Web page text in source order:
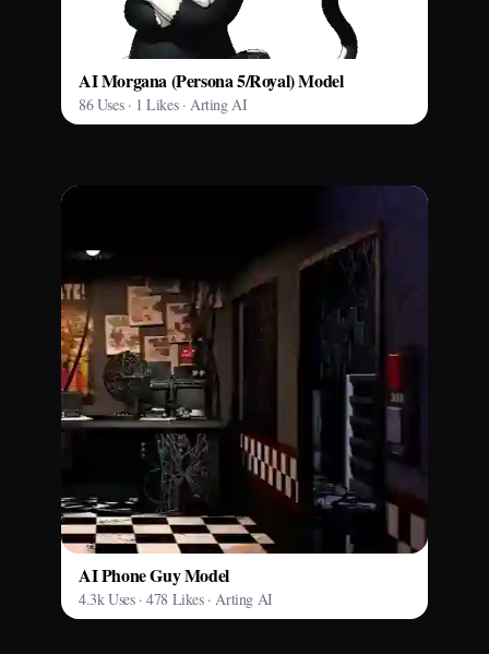
AI Morgana (Persona 5/Royal) Model
86 Uses · 1 Likes · Arting AI
AI Phone Guy Model
4.3k Uses · 478 Likes · Arting AI